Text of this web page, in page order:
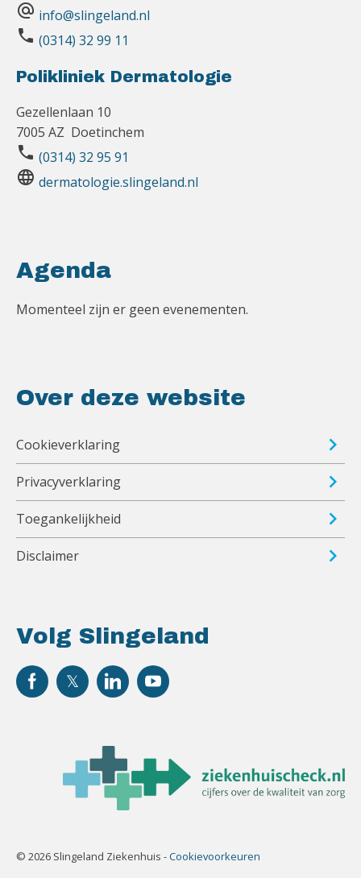
alternate_email info@slingeland.nl
phone (0314) 32 99 11
Polikliniek Dermatologie
Gezellenlaan 10
7005 AZ Doetinchem
phone (0314) 32 95 91
language dermatologie.slingeland.nl
Volg Slingeland
Agenda
Momenteel zijn er geen evenementen.
Over deze website
Cookieverklaring
Privacyverklaring
Toegankelijkheid
Disclaimer
© 2026 Slingeland Ziekenhuis -Cookievoorkeuren